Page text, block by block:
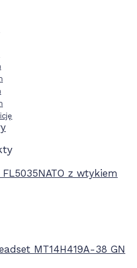
z wtykiem
MT14H419A-38 GN